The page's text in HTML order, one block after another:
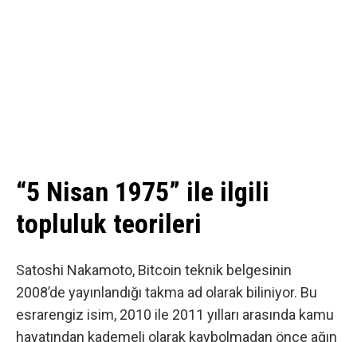
“5 Nisan 1975” ile ilgili
topluluk teorileri
Satoshi Nakamoto, Bitcoin teknik belgesinin
2008’de yayınlandığı takma ad olarak biliniyor. Bu
esrarengiz isim, 2010 ile 2011 yılları arasında kamu
hayatından kademeli olarak kaybolmadan önce ağın